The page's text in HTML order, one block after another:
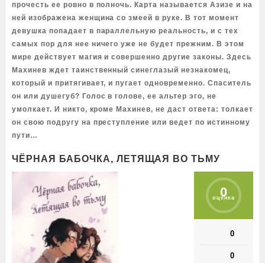
прочесть ее ровно в полночь. Карта называется Азизе и на
ней изображена женщина со змеей в руке. В тот момент
девушка попадает в параллельную реальность, и с тех
самых пор для нее ничего уже не будет прежним. В этом
мире действует магия и совершенно другие законы. Здесь
Махинев ждет таинственный синеглазый незнакомец,
который и притягивает, и пугает одновременно. Спаситель
он или душегуб? Голос в голове, ее альтер эго, не
умолкает. И никто, кроме Махинев, не даст ответа: толкает
он свою подругу на преступление или ведет по истинному
пути…
ЧЁРНАЯ БАБОЧКА, ЛЕТЯЩАЯ ВО ТЬМУ
0
оценка
0
0